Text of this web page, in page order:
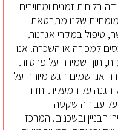
בלוחות זמנים ומחויבים
שלנו מתבטאת
טיפול במקרי אגרנות
למכירה או השכרה. אנו
תוך שמירה על פרטיות
אנו שמים דגש מיוחד על
הגנה על המעלית וחדר
על עבודה שקטה
הבניין ובשכנים. המרכז